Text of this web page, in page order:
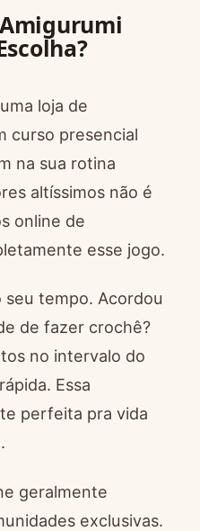
loja de
curso presencial
na sua rotina
altíssimos não é
online de
esse jogo.
tempo. Acordou
de fazer crochê?
no intervalo do
Essa
perfeita pra vida
geralmente
exclusivas.